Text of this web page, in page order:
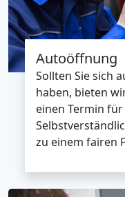
Autoöffnung
Sollten Sie sich
haben, bieten
einen Termin
zu einem fairen